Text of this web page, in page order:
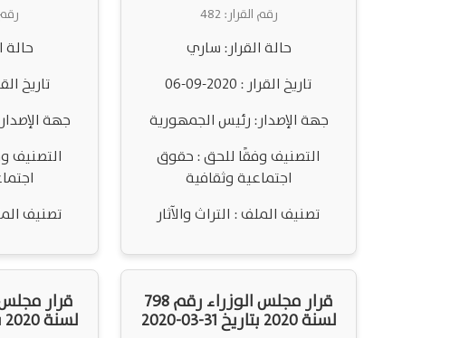
رقم القرار: 482
حالة القرار: ساري
تاريخ القرار : 2020-09-06
جهة الإصدار: رئيس الجمهورية
التصنيف وفقًا للحق : حقوق
اجتماعية وثقافية
تصنيف الملف : التراث والآثار
رقم
حالة
تاريخ القرار :
جهة
التصنيف
تصنيف
قرار مجلس الوزراء رقم 798
لسنة 2020 بتاريخ 31-03-2020 لسنة 2020 بتاريخ 21-03-2020